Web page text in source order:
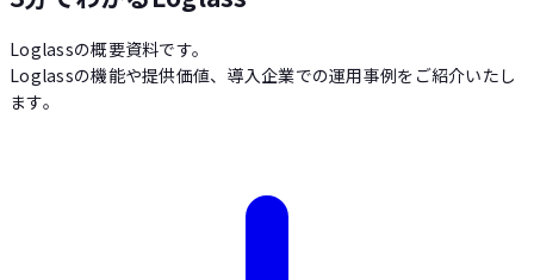
Loglassの概要資料です。
Loglassの機能や提供価値、導入企業での運用事例をご紹介いたし
ます。